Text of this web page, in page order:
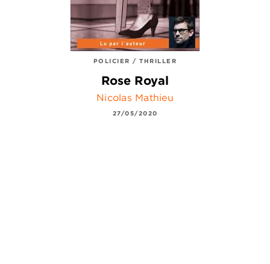
POLICIER / THRILLER
Rose Royal
Nicolas Mathieu
27/05/2020